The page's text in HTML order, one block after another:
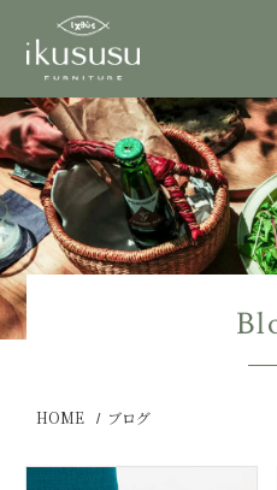
HOME ブログ